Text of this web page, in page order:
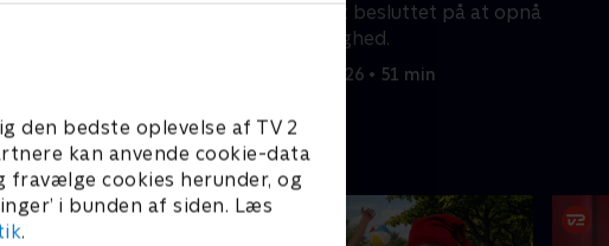
den bedste oplevelse af TV 2
kan anvende cookie-data
cookies herunder, og
i bunden af siden. Læs
.
Rosa fast besluttet på at opnå
retfærdighed.
18. juni 2026 • 51 min